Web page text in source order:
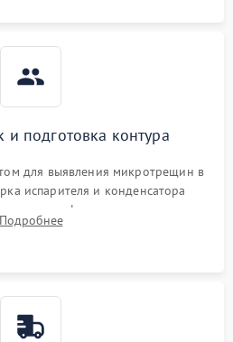
и подготовка контура
для выявления микротрещин в
испарителя и конденсатора
старого фильтра-осушителя и
для устранения засоров.
Подробнее